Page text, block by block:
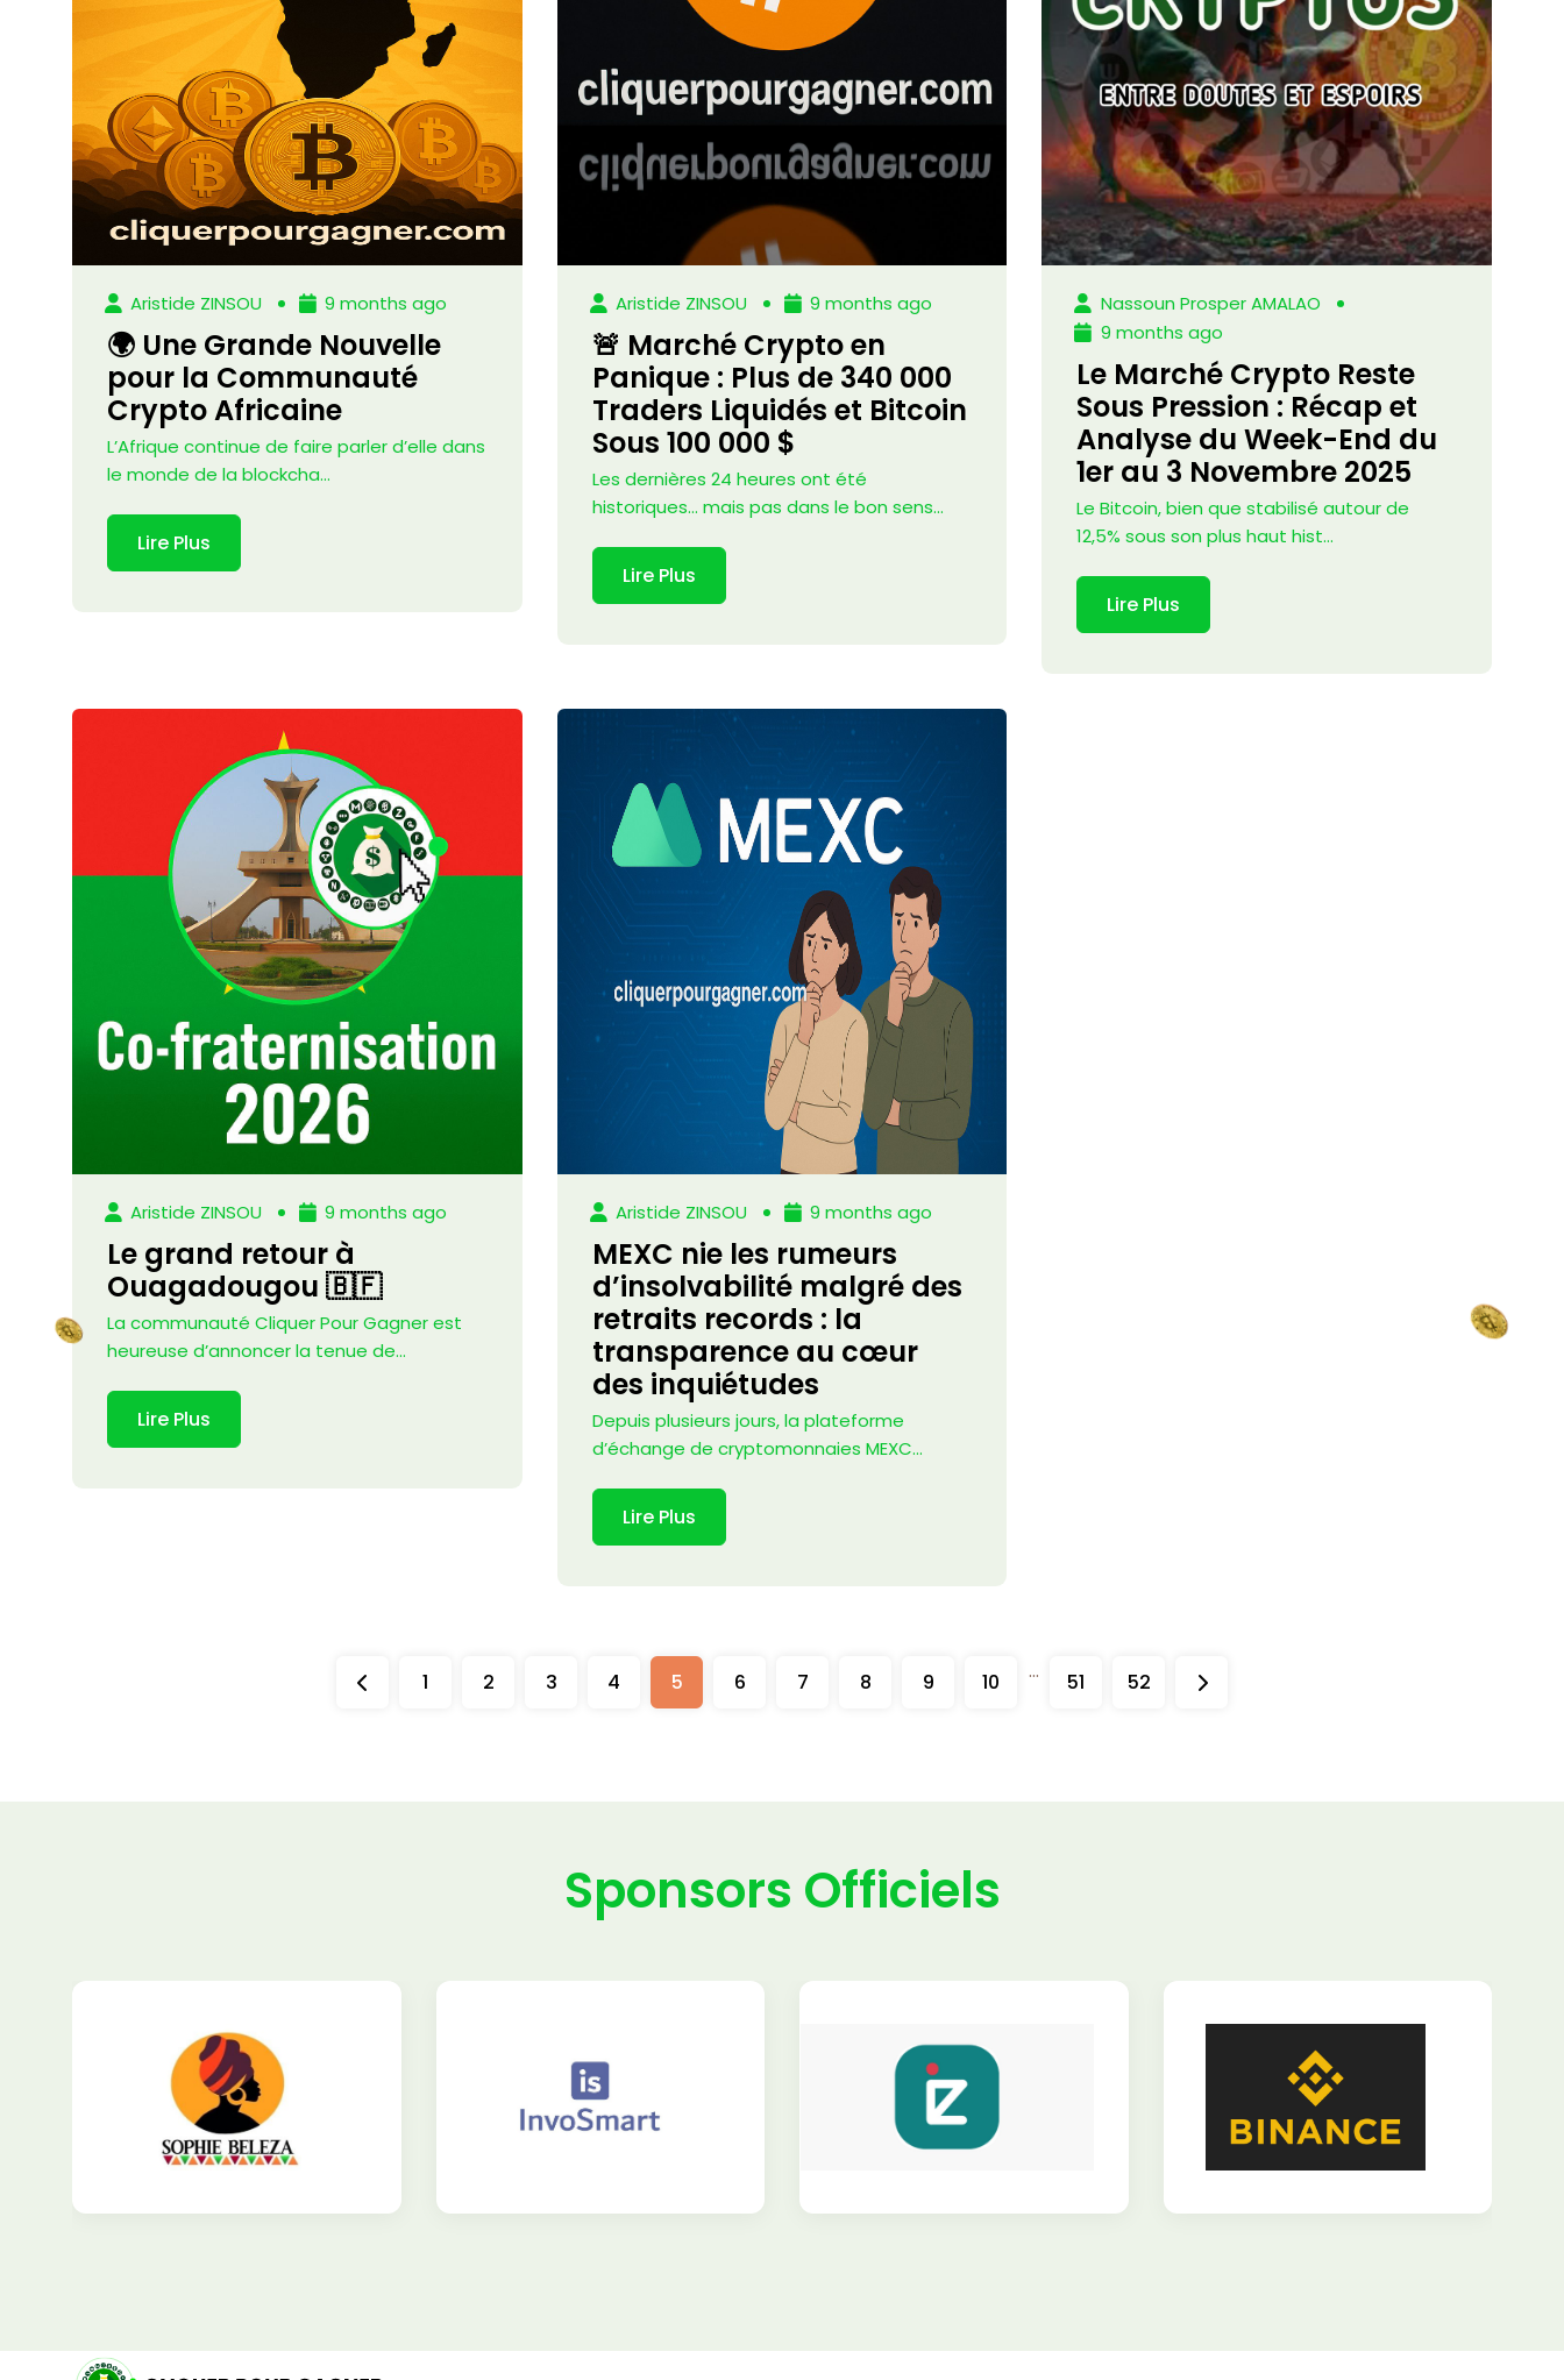
Aristide ZINSOU 9 months ago
🌍 Une Grande Nouvelle
pour la Communauté
Crypto Africaine
L’Afrique continue de faire parler d’elle dans
le monde de la blockcha...
Lire Plus
Aristide ZINSOU 9 months ago
🚨 Marché Crypto en
Panique : Plus de 340 000
Traders Liquidés et Bitcoin
Sous 100 000 $
Les dernières 24 heures ont été
historiques… mais pas dans le bon sens...
Lire Plus
Nassoun Prosper AMALAO
9 months ago
Le Marché Crypto Reste
Sous Pression : Récap et
Analyse du Week-End du
1er au 3 Novembre 2025
Le Bitcoin, bien que stabilisé autour de
12,5% sous son plus haut hist...
Lire Plus
Aristide ZINSOU 9 months ago
Le grand retour à
Ouagadougou 🇧🇫
La communauté Cliquer Pour Gagner est
heureuse d’annoncer la tenue de...
Lire Plus
Aristide ZINSOU 9 months ago
MEXC nie les rumeurs
d’insolvabilité malgré des
retraits records : la
transparence au cœur
des inquiétudes
Depuis plusieurs jours, la plateforme
d’échange de cryptomonnaies MEXC...
Lire Plus
1 2 3 4 5 6 7 8 9 10 ... 51 52
Sponsors Officiels